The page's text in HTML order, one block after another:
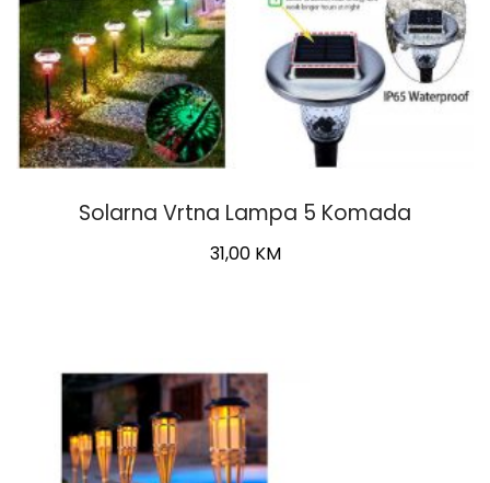
Solarna Vrtna Lampa 5 Komada
31,00 KM